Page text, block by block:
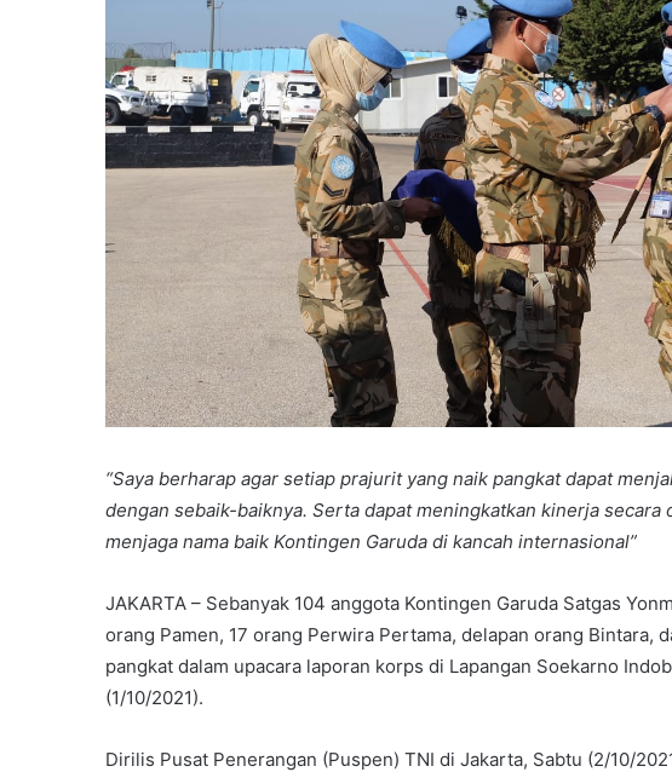
“Saya berharap agar setiap prajurit yang naik pangkat dapat
dengan sebaik-baiknya. Serta dapat meningkatkan kinerja
menjaga nama baik Kontingen Garuda di kancah internasional”
JAKARTA – Sebanyak 104 anggota Kontingen Garuda Satgas
orang Pamen, 17 orang Perwira Pertama, delapan orang Bintara,
pangkat dalam upacara laporan korps di Lapangan Soekarno
(1/10/2021).
Dirilis Pusat Penerangan (Puspen) TNI di Jakarta, Sabtu (2/10/